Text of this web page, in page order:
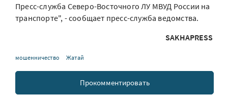
Пресс-служба Северо-Восточного ЛУ МВУД России на
транспорте", - сообщает пресс-служба ведомства.
SAKHAPRESS
мошенничество Жатай
Прокомментировать